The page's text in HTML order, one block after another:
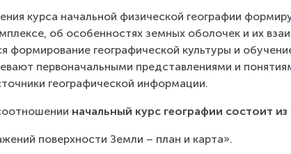
курса начальной физической географии
об особенностях земных оболочек и их
формирование географической культуры и
первоначальными представлениями и
географической информации.
начальный курс географии состоит
поверхности Земли – план и карта».